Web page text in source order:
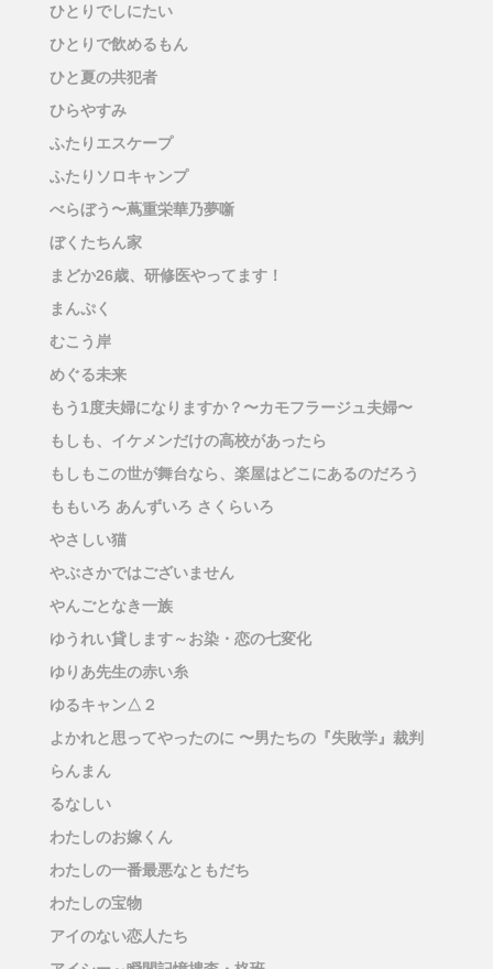
ひとりでしにたい
ひとりで飲めるもん
ひと夏の共犯者
ひらやすみ
ふたりエスケープ
ふたりソロキャンプ
べらぼう〜蔦重栄華乃夢噺
ぼくたちん家
まどか26歳、研修医やってます！
まんぷく
むこう岸
めぐる未来
もう1度夫婦になりますか？〜カモフラージュ夫婦〜
もしも、イケメンだけの高校があったら
もしもこの世が舞台なら、楽屋はどこにあるのだろう
ももいろ あんずいろ さくらいろ
やさしい猫
やぶさかではございません
やんごとなき一族
ゆうれい貸します～お染・恋の七変化
ゆりあ先生の赤い糸
ゆるキャン△２
よかれと思ってやったのに 〜男たちの『失敗学』裁判
らんまん
るなしい
わたしのお嫁くん
わたしの一番最悪なともだち
わたしの宝物
アイのない恋人たち